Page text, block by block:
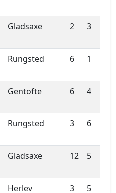
Gladsaxe 2 3
Rungsted 6 1
Gentofte 6 4
Rungsted 3 6
Gladsaxe 12 5
Herlev 3 5